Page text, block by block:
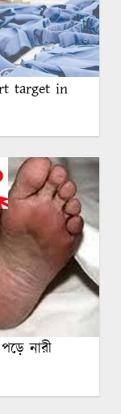
target in
নারী